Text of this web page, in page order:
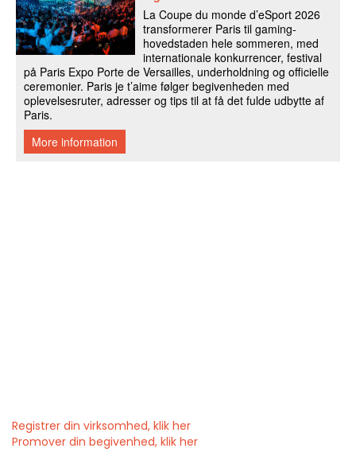
Registrer din virksomhed, klik her
Promover din begivenhed, klik her